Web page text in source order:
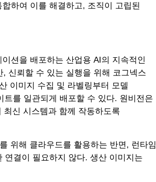
하여 이를 해결하고, 조직이 고립된
션을 배포하는 산업용 AI의 지속적인
신뢰할 수 있는 실행을 위해 코그넥스
이미지 수집 및 라벨링부터 모델
를 일관되게 배포할 수 있다. 원비전은
최신 시스템과 함께 작동하도록
위해 클라우드를 활용하는 반면, 런타임
결이 필요하지 않다. 생산 이미지는